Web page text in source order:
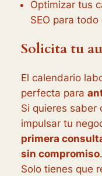
Optimizar tus
SEO para todo
Solicita tu
El calendario
perfecta para
Si quieres saber
impulsar tu
primera
sin compromiso.
Solo tienes que